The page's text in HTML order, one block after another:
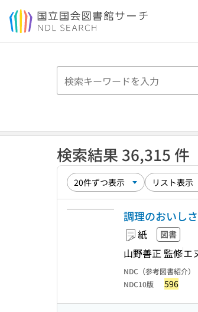
本文へ移動
検索結果 36,315 件
調理のおいし
紙 図書
山野善正 監修エ
NDC（参考図書紹介）
NDC10版 596